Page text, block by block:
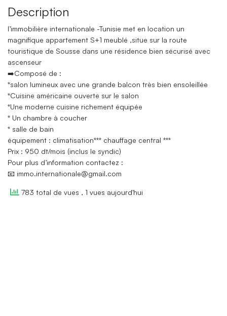
Description
l’immobilière internationale -Tunisie met en location un
magnifique appartement S+1 meublé ,situe sur la route
touristique de Sousse dans une résidence bien sécurisé avec
ascenseur
➡️Composé de :
*salon lumineux avec une grande balcon très bien ensoleillée
*Cuisine américaine ouverte sur le salon
*Une moderne cuisine richement équipée
* Un chambre à coucher
* salle de bain
équipement : climatisation*** chauffage central ***
Prix : 950 dt/mois (inclus le syndic)
Pour plus d’information contactez :
📧 immo.internationale@gmail.com
783 total de vues , 1 vues aujourd'hui